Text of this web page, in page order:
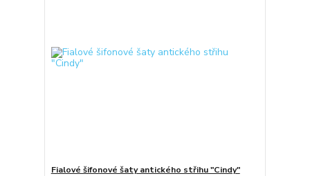
Fialové šifonové šaty antického střihu "Cindy"